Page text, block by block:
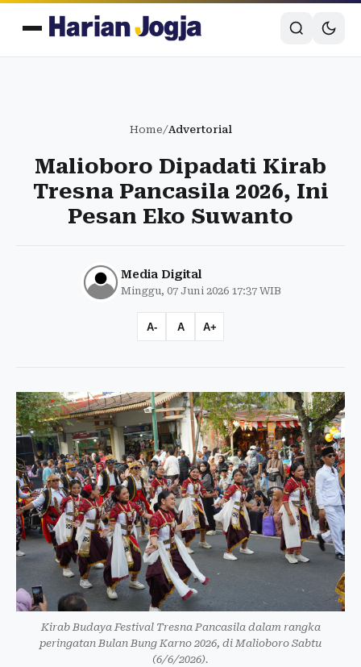
Home/Advertorial
Malioboro Dipadati Kirab
Tresna Pancasila 2026, Ini
Pesan Eko Suwanto
Media Digital
Minggu, 07 Juni 2026 17:37 WIB
A- A A+
Kirab Budaya Festival Tresna Pancasila dalam rangka
peringatan Bulan Bung Karno 2026, di Malioboro Sabtu
(6/6/2026).